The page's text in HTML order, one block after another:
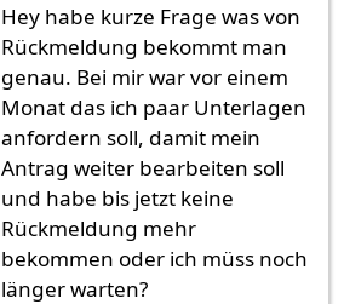
Hey habe kurze Frage was von
Rückmeldung bekommt man
genau. Bei mir war vor einem
Monat das ich paar Unterlagen
anfordern soll, damit mein
Antrag weiter bearbeiten soll
und habe bis jetzt keine
Rückmeldung mehr
bekommen oder ich müss noch
länger warten?